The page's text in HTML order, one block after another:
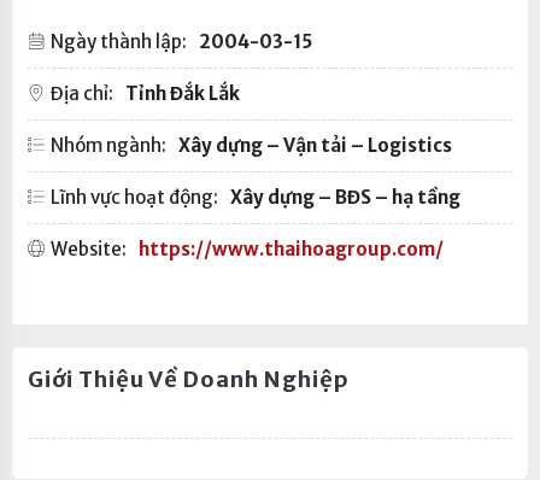
Ngày thành lập: 2004-03-15
Địa chỉ: Tỉnh Đắk Lắk
Nhóm ngành: Xây dựng – Vận tải – Logistics
Lĩnh vực hoạt động: Xây dựng – BĐS – hạ tầng
Website: https://www.thaihoagroup.com/
Giới Thiệu Về Doanh Nghiệp